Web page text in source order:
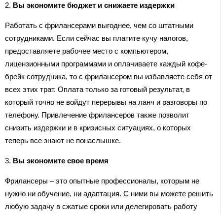
2. Вы экономите бюджет и снижаете издержки
Работать с фрилансерами выгоднее, чем со штатными
сотрудниками. Если сейчас вы платите кучу налогов,
предоставляете рабочее место с компьютером,
лицензионными программами и оплачиваете каждый кофе-
брейк сотрудника, то с фрилансером вы избавляете себя от
всех этих трат. Оплата только за готовый результат, в
который точно не войдут перерывы на ланч и разговоры по
телефону. Привлечение фрилансеров также позволит
снизить издержки и в кризисных ситуациях, о которых
теперь все знают не понаслышке.
3. Вы экономите свое время
Фрилансеры – это опытные профессионалы, которым не
нужно ни обучение, ни адаптация. С ними вы можете решить
любую задачу в сжатые сроки или делегировать работу